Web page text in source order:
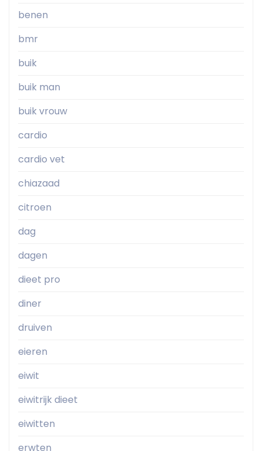
benen
bmr
buik
buik man
buik vrouw
cardio
cardio vet
chiazaad
citroen
dag
dagen
dieet pro
diner
druiven
eieren
eiwit
eiwitrijk dieet
eiwitten
erwten